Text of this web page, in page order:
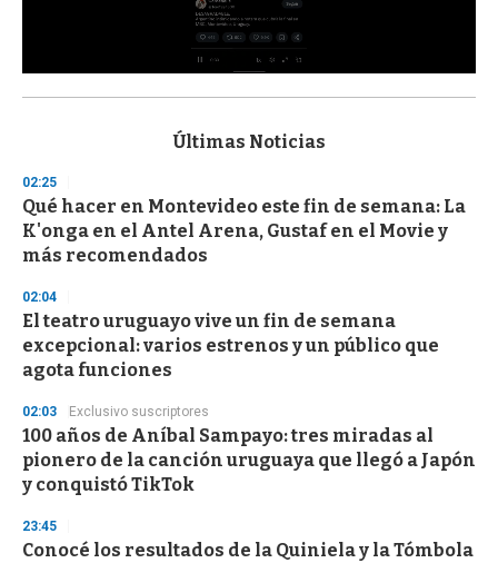
s
d
s
o
f
3
s
e
c
o
n
Últimas Noticias
02:25
Qué hacer en Montevideo este fin de semana: La
K'onga en el Antel Arena, Gustaf en el Movie y
más recomendados
02:04
El teatro uruguayo vive un fin de semana
excepcional: varios estrenos y un público que
agota funciones
02:03 Exclusivo suscriptores
100 años de Aníbal Sampayo: tres miradas al
pionero de la canción uruguaya que llegó a Japón
y conquistó TikTok
23:45
Conocé los resultados de la Quiniela y la Tómbola